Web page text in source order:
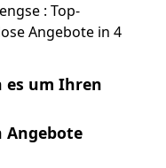
: Top-
Angebote in 4
es um Ihren
Angebote